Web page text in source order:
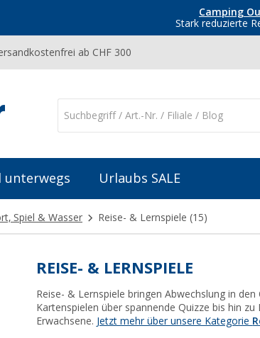
Camping
Stark reduzierte
ab CHF 300
unterwegs Urlaubs SALE
Spiel & Wasser Reise- & Lernspiele (15)
REISE- & LERNSPIELE
Reise- & Lernspiele bringen Abwechslung in
Kartenspielen über spannende Quizze bis hin
Erwachsene. Jetzt mehr über unsere Kategorie